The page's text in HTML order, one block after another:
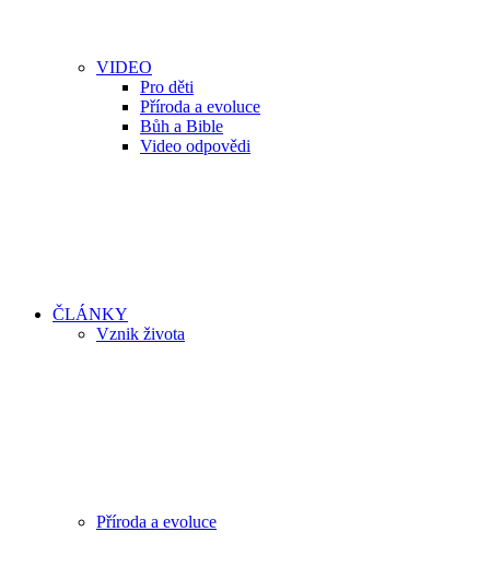
VIDEO
Pro děti
Příroda a evoluce
Bůh a Bible
Video odpovědi
ČLÁNKY
Vznik života
Příroda a evoluce